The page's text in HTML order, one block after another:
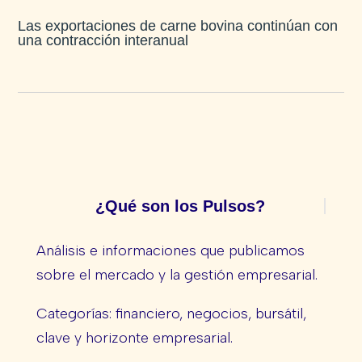
Las exportaciones de carne bovina continúan con
una contracción interanual
¿Qué son los Pulsos?
Análisis e informaciones que publicamos
sobre el mercado y la gestión empresarial.
Categorías: financiero, negocios, bursátil,
clave y horizonte empresarial.